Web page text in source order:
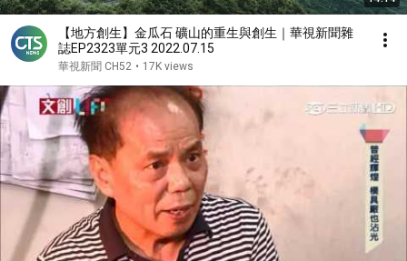
【地方創生】金瓜石 礦山的重生與創生｜華視新聞雜
誌EP2323單元3 2022.07.15
華視新聞 CH52 • 17K views